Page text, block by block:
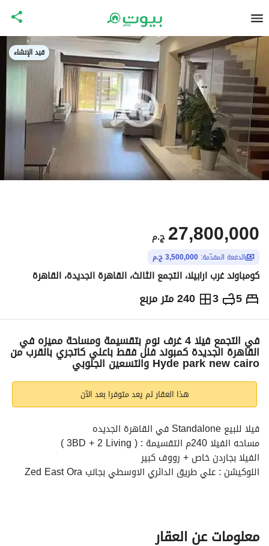
قيد الإنشاء
ج.م 27,800,000
الدفعة المقدّمة: 3,500,000 ج.م
كومباوند غرب ارابيلا، التجمع الثالث، القاهرة الجديدة، القاهرة
5
3 240 متر مربع ج.م27,800,000
الاماكن القريبة
في التجمع فيلا 4 غرف نوم بتقسيمة ومساحة مميزه في
القاهرة الجديدة كمبوند فلل فقط باعلي كاتجري بالقرب من
Hyde park new cairo والتسعين الجنوبي
هذا العقار لم يعد متوفرا بعد الآن
فيلا للبيع Standalone في القاهرة الجديده
مساحه الفيلا 240م التقسيمة : ( 3BD + 2 Living )
الفيلا بجاردن خاص + رووف كبير
اللوكيشن : علي طريق الدائري الاوسطي بجانب Zed East Ora
لمزيد من المعلومات كلمنا علي
معلومات عن العقار